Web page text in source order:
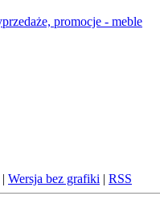
| Wersja bez grafiki | RSS